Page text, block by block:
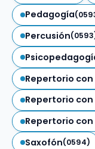
Pedagogía
Percusión
Repertorio
Repertorio
Repertorio
Saxofón(0594)